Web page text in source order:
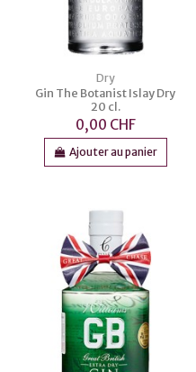
Dry
Gin The Botanist Islay Dry
20 cl.
0,00 CHF
Ajouter au panier